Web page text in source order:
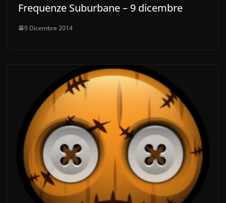
Frequenze Suburbane – 9 dicembre
9 Dicembre 2014